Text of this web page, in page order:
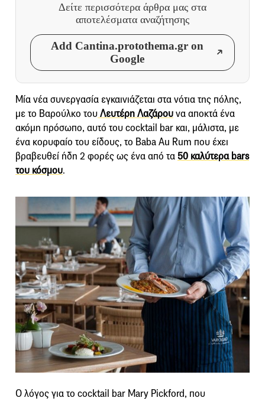
Δείτε περισσότερα άρθρα μας στα
αποτελέσματα αναζήτησης
Add Cantina.protothema.gr on
Google
Μία νέα συνεργασία εγκαινιάζεται στα νότια της πόλης,
με το Βαρούλκο του Λευτέρη Λαζάρουνα αποκτά ένα
ακόμη πρόσωπο, αυτό του cocktail bar και, μάλιστα, με
ένα κορυφαίο του είδους, το Baba Au Rum που έχει
βραβευθεί ήδη 2 φορές ως ένα από τα50 καλύτερα bars
του κόσμου.
Ο λόγος για το cocktail bar Mary Pickford, που